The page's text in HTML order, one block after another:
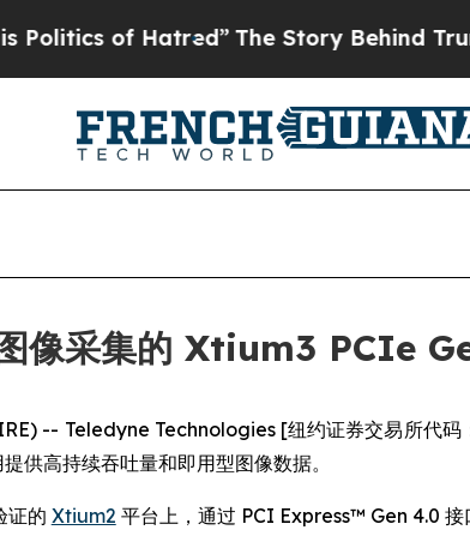
of Hatred”The Story Behind
像采集的 Xtium3 PCIe
-- Teledyne Technologies [纽约证券交易所代
供高持续吞吐量和即用型图像数据。
证的 Xtium2 平台上，通过 PCI Express™ Gen 4.0